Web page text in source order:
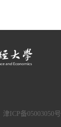
津ICP备05003050